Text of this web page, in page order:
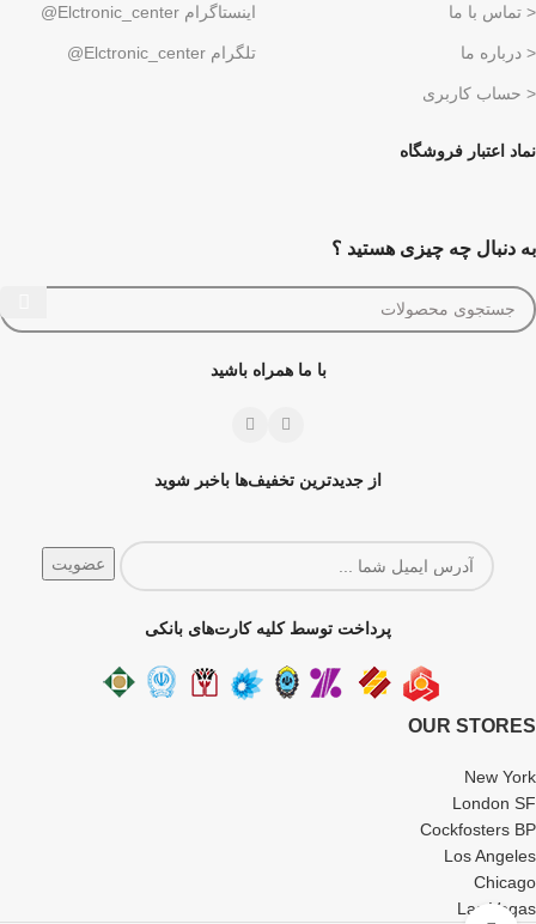
< تماس با ما
< درباره ما
< حساب کاربری
اینستاگرام Elctronic_center@
تلگرام Elctronic_center@
نماد اعتبار فروشگاه
به دنبال چه چیزی هستید ؟
با ما همراه باشید
از جدیدترین تخفیف‌ها باخبر شوید
پرداخت توسط کلیه کارت‌های بانکی
OUR STORES
New York
London SF
Cockfosters BP
Los Angeles
Chicago
Las Vegas